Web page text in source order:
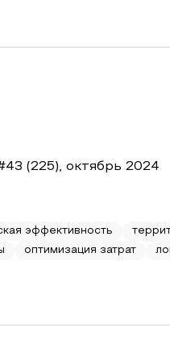
(225), октябрь 2024
эффективность
оптимизация затрат